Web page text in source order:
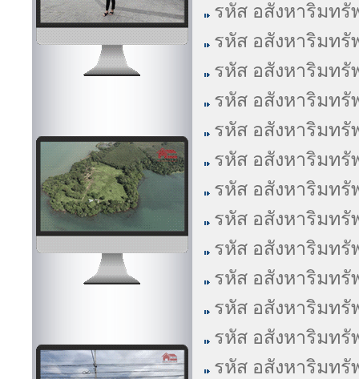
รหัส อสังหาริมทรั
รหัส อสังหาริมทรั
รหัส อสังหาริมทรั
รหัส อสังหาริมทรั
รหัส อสังหาริมทรั
รหัส อสังหาริมทรั
รหัส อสังหาริมทรั
รหัส อสังหาริมทรั
รหัส อสังหาริมทรั
รหัส อสังหาริมทรั
รหัส อสังหาริมทรั
รหัส อสังหาริมทรั
รหัส อสังหาริมทรั